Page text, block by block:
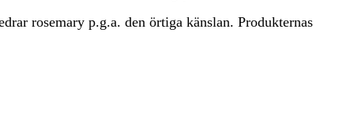
rosemary p.g.a. den örtiga känslan. Produkternas